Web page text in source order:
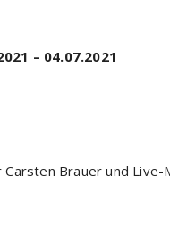
– 04.07.2021
Carsten Brauerund Live-